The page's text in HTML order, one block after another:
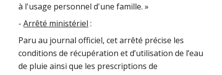
à l'usage personnel d'une famille. »
-Arrêté ministériel :
Paru au journal officiel, cet arrêté précise les
conditions de récupération et d’utilisation de l’eau
de pluie ainsi que les prescriptions de